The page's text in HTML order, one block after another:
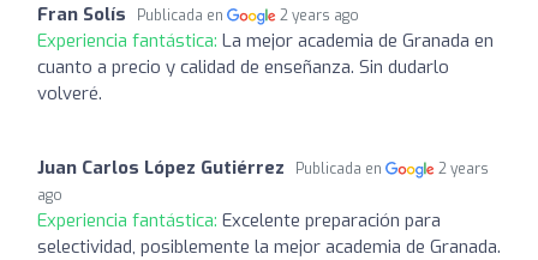
Fran Solís Publicada en 2 years ago
Experiencia fantástica: La mejor academia de Granada en
cuanto a precio y calidad de enseñanza. Sin dudarlo
volveré.
Juan Carlos López Gutiérrez Publicada en
2 years
ago
Experiencia fantástica: Excelente preparación para
selectividad, posiblemente la mejor academia de Granada.